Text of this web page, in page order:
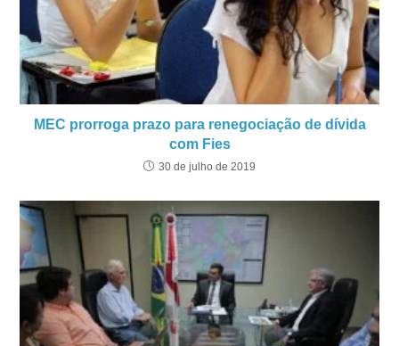
MEC prorroga prazo para renegociação de dívida
com Fies
30 de julho de 2019